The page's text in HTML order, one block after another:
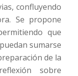
confluyendo
Se propone
que
sumarse
de la
sobre